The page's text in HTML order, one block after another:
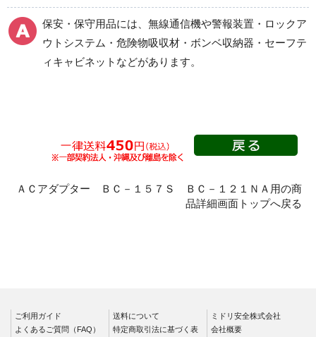
保安・保守用品には、無線通信機や警報装置・ロックア
ウトシステム・危険物吸収材・ボンベ収納器・セーフテ
ィキャビネットなどがあります。
ＡＣアダプター ＢＣ－１５７Ｓ ＢＣ－１２１ＮＡ用の商
品詳細画面トップへ戻る
ご利用ガイド
よくあるご質問（FAQ）
送料について
特定商取引法に基づく表
ミドリ安全株式会社
会社概要